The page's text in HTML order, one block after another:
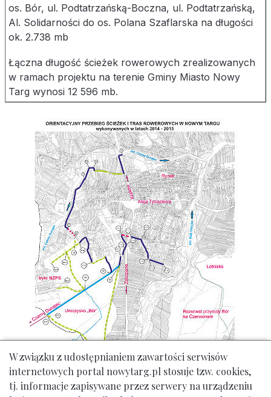
os. Bór, ul. Podtatrzańską-Boczna, ul. Podtatrzańską,
Al. Solidarności do os. Polana Szaflarska na długości
ok. 2.738 mb
Łączna długość ścieżek rowerowych zrealizowanych
w ramach projektu na terenie Gminy Miasto Nowy
Targ wynosi 12 596 mb.
W związku z udostępnianiem zawartości serwisów
internetowych portal nowytarg.pl stosuje tzw. cookies,
tj. informacje zapisywane przez serwery na urządzeniu